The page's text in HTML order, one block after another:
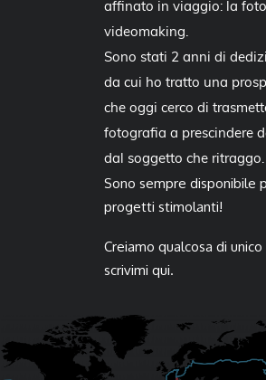
affinato in viaggio: la
videomaking.
Sono stati 2 anni di
da cui ho tratto una
che oggi cerco di
fotografia a prescindere
dal soggetto che ritraggo.
Sono sempre disponibile
progetti stimolanti!
Creiamo qualcosa di unico
scrivimi qui.